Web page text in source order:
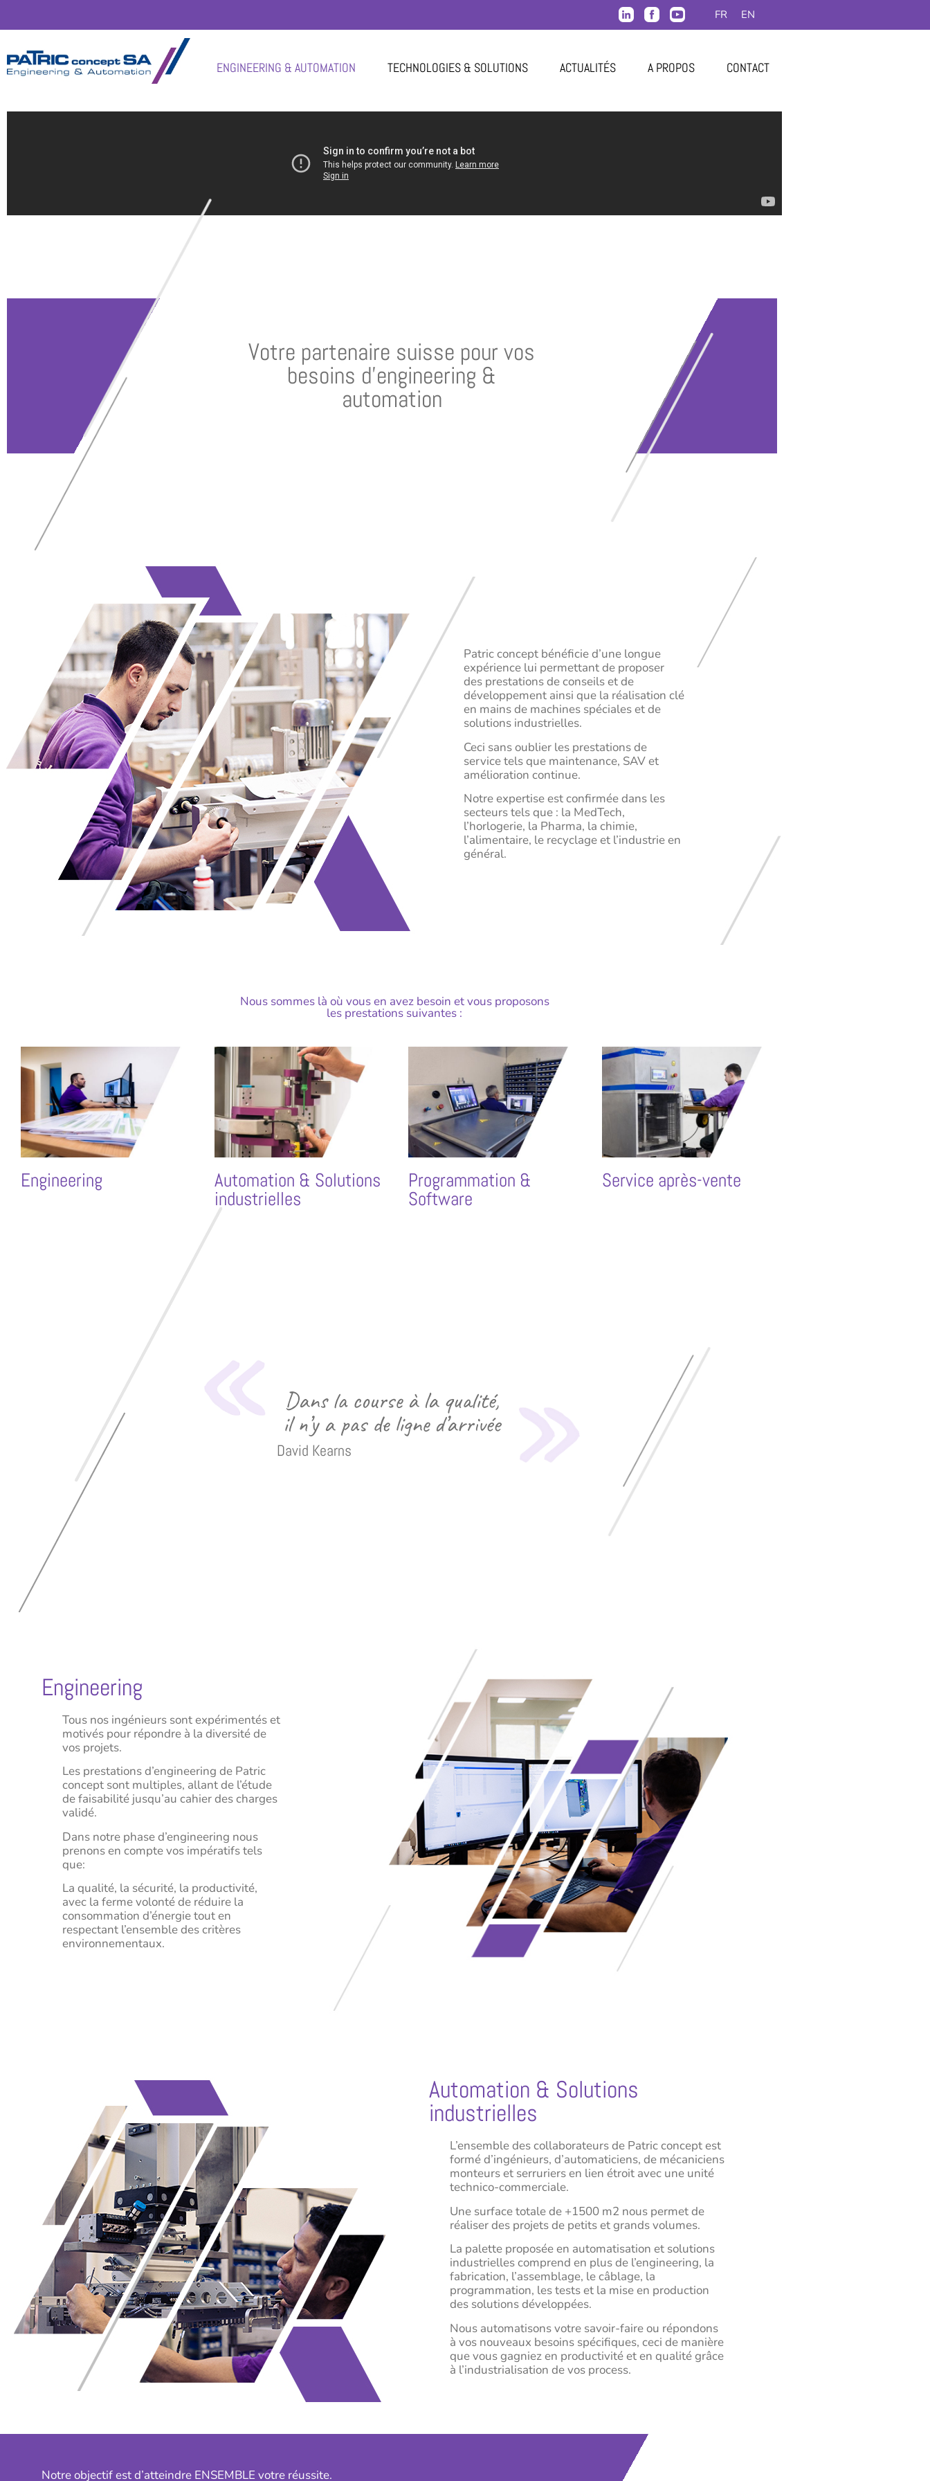
FR EN
ENGINEERING & AUTOMATION TECHNOLOGIES & SOLUTIONS ACTUALITÉS A PROPOS CONTACT
Votre partenaire suisse pour vos
besoins d’engineering &
automation
Patric concept bénéficie d’une longue
expérience lui permettant de proposer
des prestations de conseils et de
développement ainsi que la réalisation clé
en mains de machines spéciales et de
solutions industrielles.
Ceci sans oublier les prestations de
service tels que maintenance, SAV et
amélioration continue.
Notre expertise est confirmée dans les
secteurs tels que : la MedTech,
l’horlogerie, la Pharma, la chimie,
l’alimentaire, le recyclage et l’industrie en
général.
Nous sommes là où vous en avez besoin et vous proposons
les prestations suivantes :
Engineering Automation & Solutions
industrielles
Programmation &
Software
Service après-vente
Dans la course à la qualité,
il n’y a pas de ligne d’arrivée
David Kearns
Engineering
Tous nos ingénieurs sont expérimentés et
motivés pour répondre à la diversité de
vos projets.
Les prestations d’engineering de Patric
concept sont multiples, allant de l’étude
de faisabilité jusqu’au cahier des charges
validé.
Dans notre phase d’engineering nous
prenons en compte vos impératifs tels
que:
La qualité, la sécurité, la productivité,
avec la ferme volonté de réduire la
consommation d’énergie tout en
respectant l’ensemble des critères
environnementaux.
Automation & Solutions
industrielles
L’ensemble des collaborateurs de Patric concept est
formé d’ingénieurs, d’automaticiens, de mécaniciens
monteurs et serruriers en lien étroit avec une unité
technico-commerciale.
Une surface totale de +1500 m2 nous permet de
réaliser des projets de petits et grands volumes.
La palette proposée en automatisation et solutions
industrielles comprend en plus de l’engineering, la
fabrication, l’assemblage, le câblage, la
programmation, les tests et la mise en production
des solutions développées.
Nous automatisons votre savoir-faire ou répondons
à vos nouveaux besoins spécifiques, ceci de manière
que vous gagniez en productivité et en qualité grâce
à l’industrialisation de vos process.
Notre objectif est d’atteindre ENSEMBLE votre réussite.